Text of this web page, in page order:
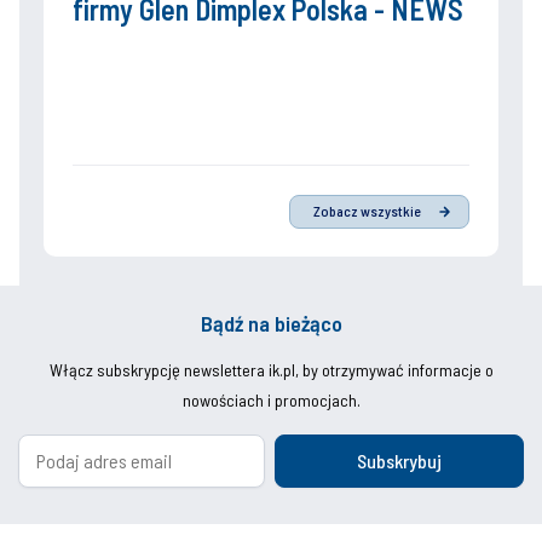
firmy Glen Dimplex Polska - NEWS
Zobacz wszystkie
Bądź na bieżąco
Włącz subskrypcję newslettera ik.pl, by otrzymywać informacje o
nowościach i promocjach.
Subskrybuj